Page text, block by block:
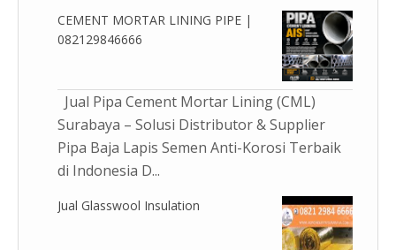
CEMENT MORTAR LINING PIPE |
082129846666
Jual Pipa Cement Mortar Lining (CML)
Surabaya – Solusi Distributor & Supplier
Pipa Baja Lapis Semen Anti-Korosi Terbaik
di Indonesia D...
Jual Glasswool Insulation